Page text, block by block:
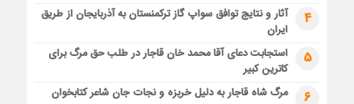
4
آثار و نتایج توافق سواپ گاز ترکمنستان به آذربایجان از طریق
ایران
5
استجابت دعای آقا محمد خان قاجار در طلب حق مرگ برای
کاترین کبیر
6 مرگ شاه قاجار به دلیل خربزه و نجات جان شاعر کتابخوان